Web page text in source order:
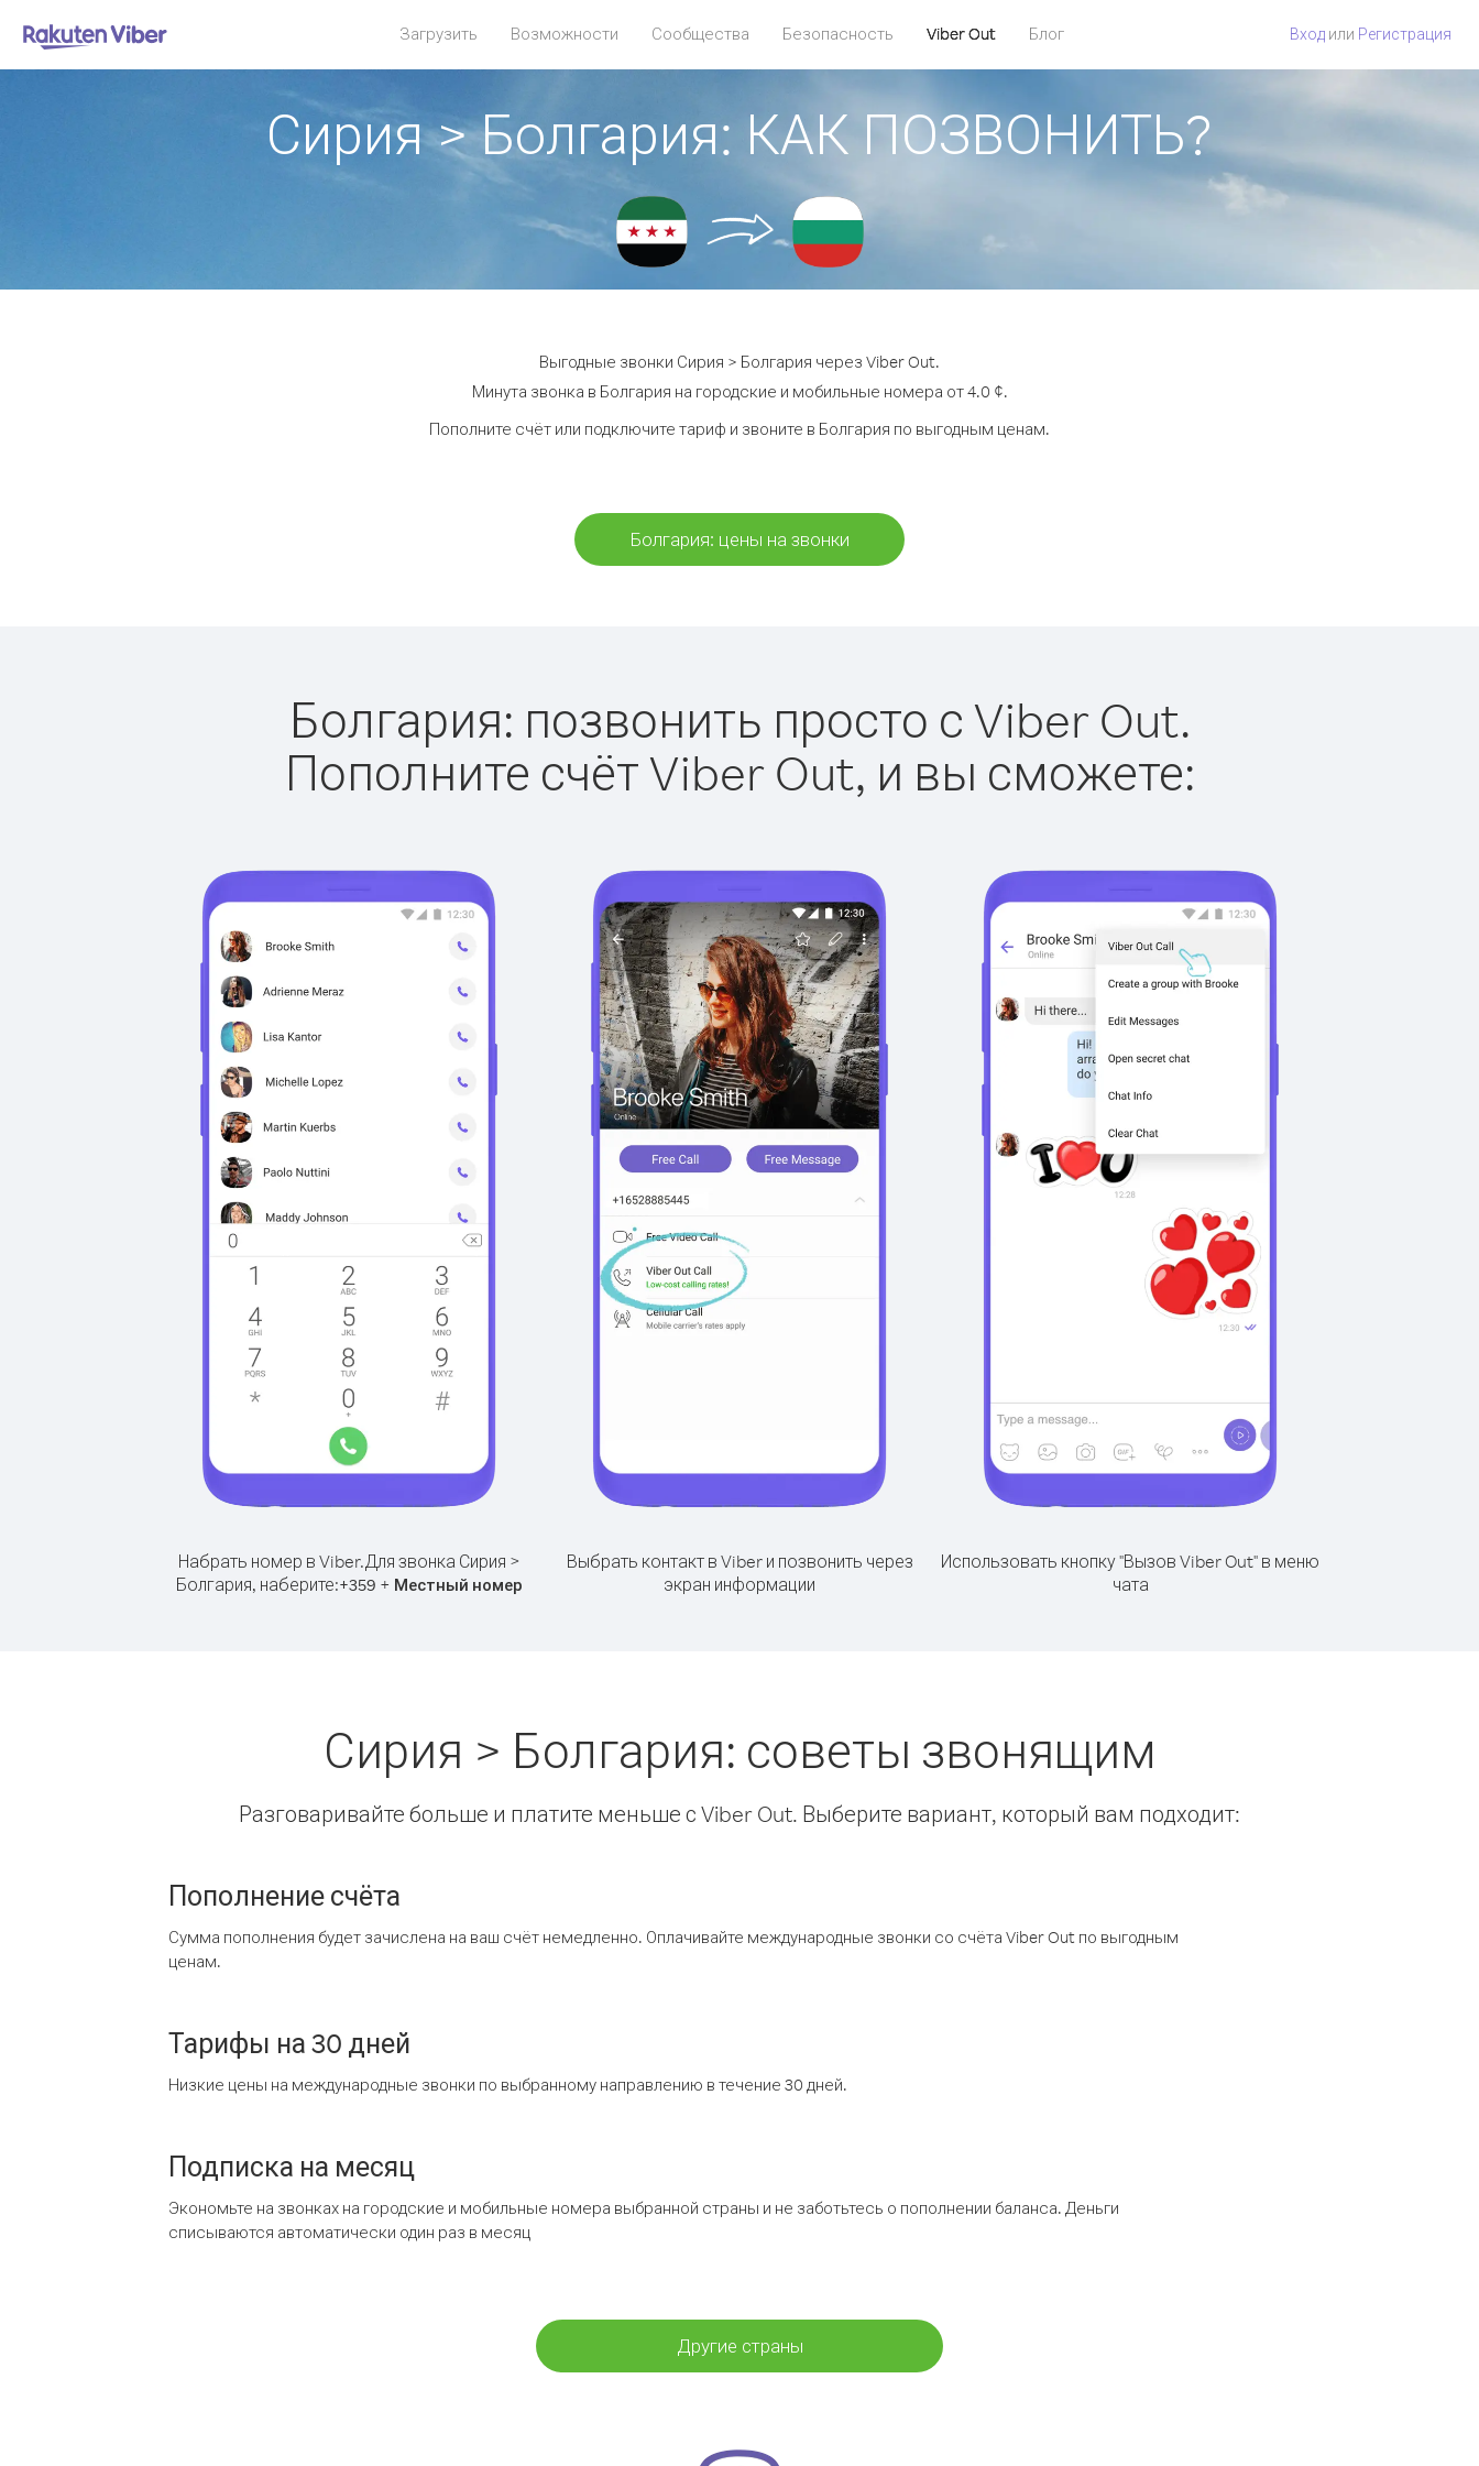
Загрузить Возможности Сообщества Безопасность Viber Out Блог Вход или Регистрация
Сирия > Болгария: КАК ПОЗВОНИТЬ?
Выгодные звонки Сирия > Болгария через Viber Out.
Минута звонка в Болгария на городские и мобильные номера от 4.0 ¢.
Пополните счёт или подключите тариф и звоните в Болгария по выгодным ценам.
Болгария: цены на звонки
Болгария: позвонить просто с Viber Out.
Пополните счёт Viber Out, и вы сможете:
Набрать номер в Viber.Для звонка Сирия >
Болгария, наберите:+359 + Местный номер
Выбрать контакт в Viber и позвонить через
экран информации
Использовать кнопку "Вызов Viber Out" в меню
чата
Сирия > Болгария: советы звонящим
Разговаривайте больше и платите меньше с Viber Out. Выберите вариант, который вам подходит:
Пополнение счёта
Сумма пополнения будет зачислена на ваш счёт немедленно. Оплачивайте международные звонки со счёта Viber Out по выгодным
ценам.
Тарифы на 30 дней
Низкие цены на международные звонки по выбранному направлению в течение 30 дней.
Подписка на месяц
Экономьте на звонках на городские и мобильные номера выбранной страны и не заботьтесь о пополнении баланса. Деньги
списываются автоматически один раз в месяц
Другие страны